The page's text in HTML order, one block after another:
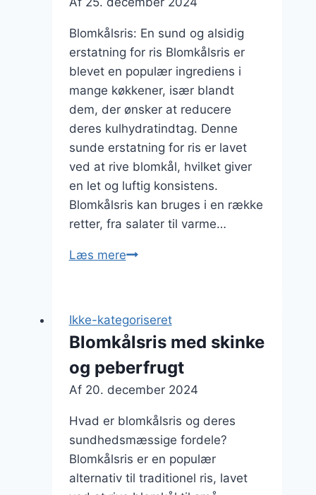
Blomkålsris: En sund og alsidig
erstatning for ris Blomkålsris er
blevet en populær ingrediens i
mange køkkener, især blandt
dem, der ønsker at reducere
deres kulhydratindtag. Denne
sunde erstatning for ris er lavet
ved at rive blomkål, hvilket giver
en let og luftig konsistens.
Blomkålsris kan bruges i en række
retter, fra salater til varme…
Læs mereBlomkålsris
smag
til
retten
Ikke-kategoriseret
Blomkålsris med skinke
og peberfrugt
Af 20. december 2024
Hvad er blomkålsris og deres
sundhedsmæssige fordele?
Blomkålsris er en populær
alternativ til traditionel ris, lavet